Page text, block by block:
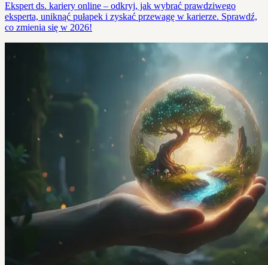
Ekspert ds. kariery online – odkryj, jak wybrać prawdziwego
eksperta, uniknąć pułapek i zyskać przewagę w karierze. Sprawdź,
co zmienia się w 2026!